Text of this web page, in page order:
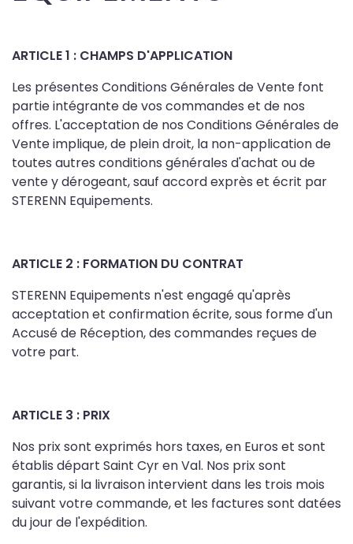
ARTICLE 1 : CHAMPS D'APPLICATION
Les présentes Conditions Générales de Vente font
partie intégrante de vos commandes et de nos
offres. L'acceptation de nos Conditions Générales de
Vente implique, de plein droit, la non-application de
toutes autres conditions générales d'achat ou de
vente y dérogeant, sauf accord exprès et écrit par
STERENN Equipements.
ARTICLE 2 : FORMATION DU CONTRAT
STERENN Equipements n'est engagé qu'après
acceptation et confirmation écrite, sous forme d'un
Accusé de Réception, des commandes reçues de
votre part.
ARTICLE 3 : PRIX
Nos prix sont exprimés hors taxes, en Euros et sont
établis départ Saint Cyr en Val. Nos prix sont
garantis, si la livraison intervient dans les trois mois
suivant votre commande, et les factures sont datées
du jour de l'expédition.